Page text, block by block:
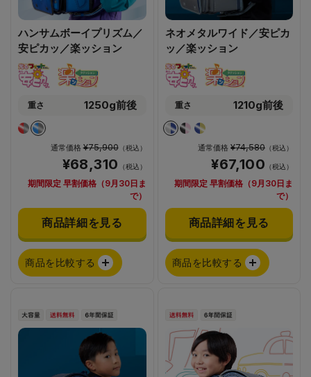
ハンサムボーイプリズム／
安ピカッ／楽ッション
重さ 1250g前後
通常価格¥75,900（税込）
¥68,310 （税込）
期間限定 早割価格（9月30日ま
で）
商品詳細を見る
商品を比較する
ネオメタルワイド／安ピカ
ッ／楽ッション
重さ 1210g前後
通常価格 ¥74,580 （税込）
¥67,100 （税込）
期間限定 早割価格（9月30日ま
で）
商品詳細を見る
商品を比較する